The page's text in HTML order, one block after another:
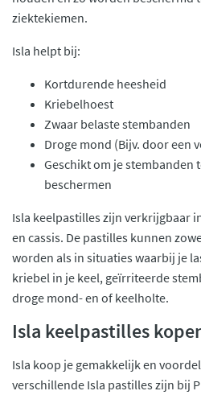
ziektekiemen.
Isla helpt bij:
Kortdurende heesheid
Kriebelhoest
Zwaar belaste stembanden
Droge mond (Bijv. door een
Geschikt om je stembanden
beschermen
Isla keelpastilles zijn verkrijgbaar
en cassis. De pastilles kunnen
worden als in situaties waarbij je
kriebel in je keel, geïrriteerde
droge mond- en of keelholte.
Isla keelpastilles
Isla koop je gemakkelijk en
verschillende Isla pastilles zijn bij